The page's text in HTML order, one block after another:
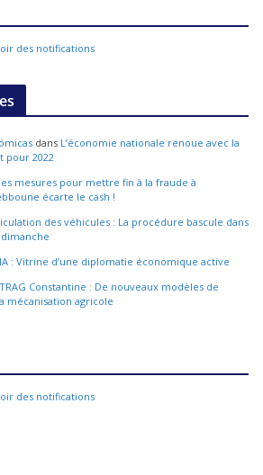
des notifications
dans L’économie nationale renoue avec la
pour 2022
mesures pour mettre fin à la fraude à
écarte le cash !
des véhicules : La procédure bascule dans
: Vitrine d’une diplomatie économique active
Constantine : De nouveaux modèles de
mécanisation agricole
des notifications